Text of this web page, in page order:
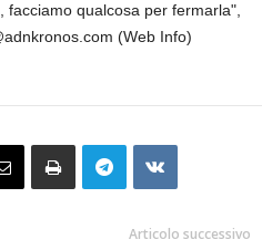
qualcosa per fermarla",
(Web Info)
Articolo successivo